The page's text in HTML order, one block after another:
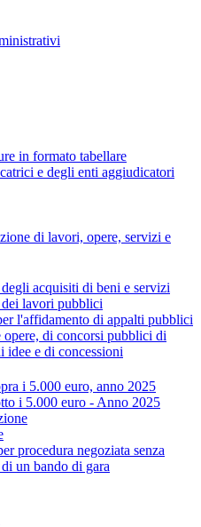
in formato tabellare
e degli enti aggiudicatori
di lavori, opere, servizi e
acquisiti di beni e servizi
lavori pubblici
l'affidamento di appalti pubblici
di concorsi pubblici di
idee e di concessioni
i 5.000 euro, anno 2025
i 5.000 euro - Anno 2025
procedura negoziata senza
un bando di gara